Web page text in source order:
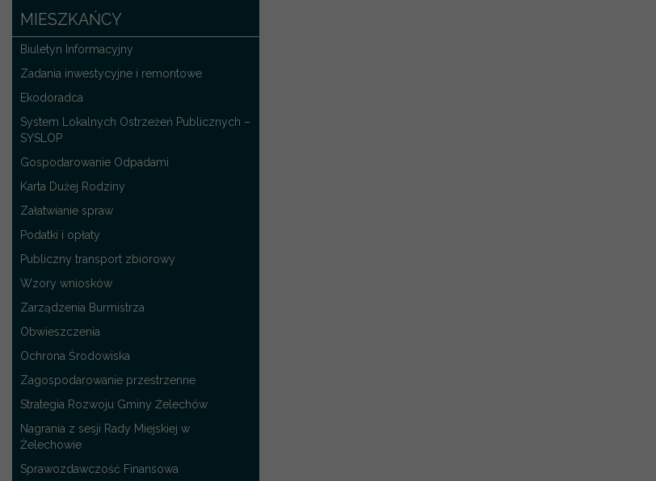
MIESZKAŃCY
Biuletyn Informacyjny
Zadania inwestycyjne i remontowe
Ekodoradca
System Lokalnych Ostrzeżeń Publicznych –
SYSLOP
Gospodarowanie Odpadami
Karta Dużej Rodziny
Załatwianie spraw
Podatki i opłaty
Publiczny transport zbiorowy
Wzory wniosków
Zarządzenia Burmistrza
Obwieszczenia
Ochrona Środowiska
Zagospodarowanie przestrzenne
Strategia Rozwoju Gminy Żelechów
Nagrania z sesji Rady Miejskiej w
Żelechowie
Sprawozdawczość Finansowa